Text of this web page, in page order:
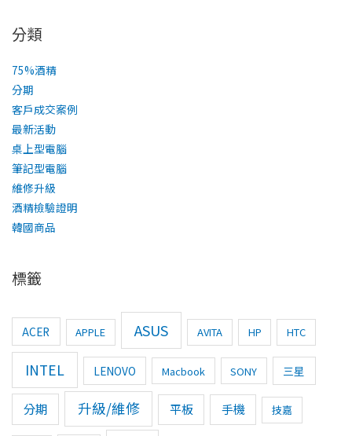
分類
75%酒精
分期
客戶成交案例
最新活動
桌上型電腦
筆記型電腦
維修升級
酒精檢驗證明
韓國商品
標籤
ACER APPLE ASUS AVITA HP HTC
INTEL LENOVO Macbook SONY 三星
分期 升級/維修 平板 手機 技嘉